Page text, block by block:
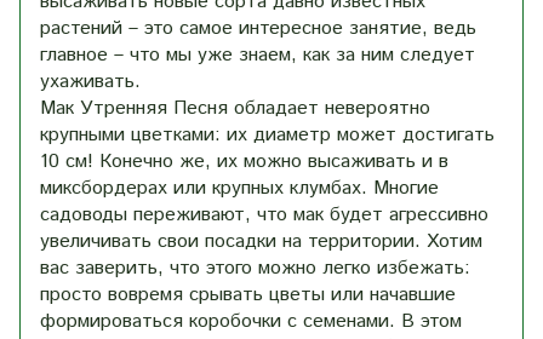
растений – это самое интересное занятие, ведь
главное – что мы уже знаем, как за ним следует
ухаживать.
Мак Утренняя Песня обладает невероятно
крупными цветками: их диаметр может достигать
10 см! Конечно же, их можно высаживать и в
миксбордерах или крупных клумбах. Многие
садоводы переживают, что мак будет агрессивно
увеличивать свои посадки на территории. Хотим
вас заверить, что этого можно легко избежать:
просто вовремя срывать цветы или начавшие
формироваться коробочки с семенами. В этом